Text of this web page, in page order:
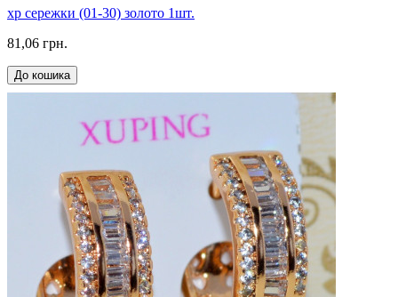
xp сережки (01-30) золото 1шт.
81,06 грн.
До кошика